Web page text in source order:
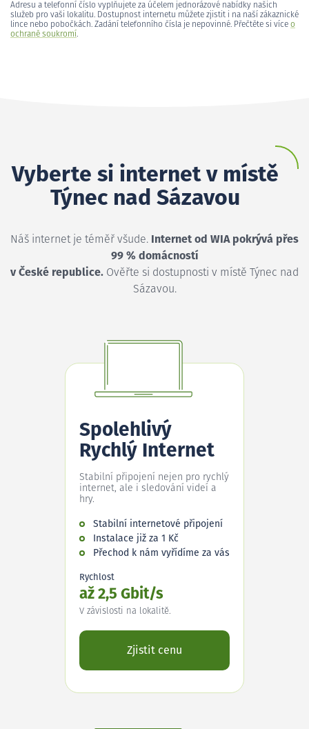
Adresu a telefonní číslo vyplňujete za účelem jednorázové nabídky našich
služeb pro vaši lokalitu. Dostupnost internetu můžete zjistit i na naší zákaznické
lince nebo pobočkách. Zadání telefonního čísla je nepovinné. Přečtěte si více o
ochraně soukromí.
Vyberte si internet v místě
Týnec nad Sázavou
Náš internet je téměř všude. Internet od WIA pokrývá přes
99 % domácností
v České republice. Ověřte si dostupnosti v místě Týnec nad
Sázavou.
Spolehlivý
Rychlý Internet
Stabilní připojení nejen pro rychlý
internet, ale i sledování videí a
hry.
Stabilní internetové připojení
Instalace již za 1 Kč
Přechod k nám vyřídíme za vás
Rychlost
až 2,5 Gbit/s
V závislosti na lokalitě.
Zjistit cenu